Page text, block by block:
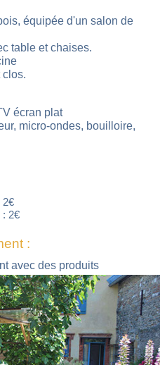
équipée d'un salon de
table et chaises.
clos.
écran plat
micro-ondes, bouilloire,
2€
: 2€
:
avec des produits